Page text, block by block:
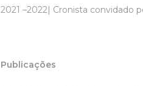
2021 –2022| Cronista convidado
Publicações